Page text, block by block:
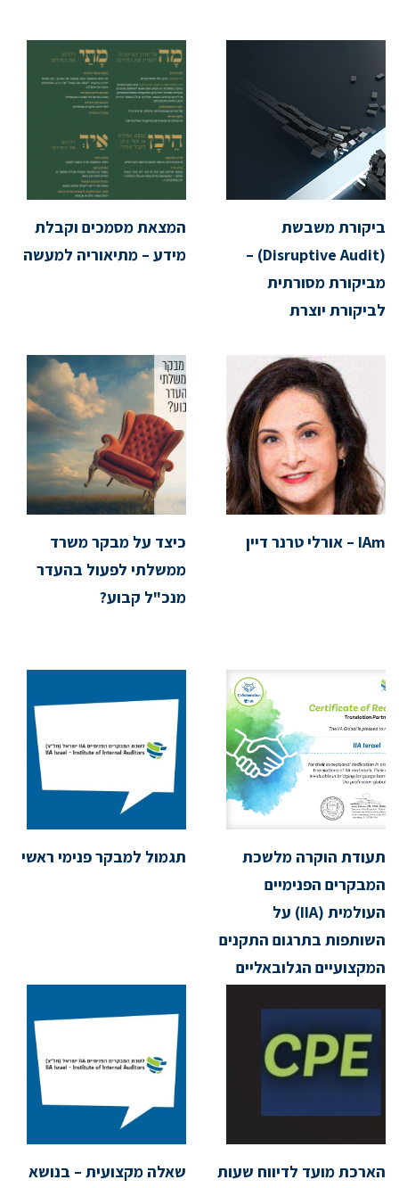
ביקורת משבשת
(Disruptive Audit) –
מביקורת מסורתית
לביקורת יוצרת
המצאת מסמכים וקבלת
מידע – מתיאוריה למעשה
IAm – אורלי טרנר דיין
כיצד על מבקר משרד
ממשלתי לפעול בהעדר
מנכ"ל קבוע?
תעודת הוקרה מלשכת
המבקרים הפנימיים
העולמית (IIA) על
השותפות בתרגום התקנים
המקצועיים הגלובאליים
תגמול למבקר פנימי ראשי
הארכת מועד לדיווח שעות שאלה מקצועית – בנושא